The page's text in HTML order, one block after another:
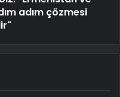
adım çözmesi